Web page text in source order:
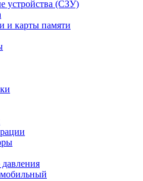
устройства (СЗУ)
и карты памяти